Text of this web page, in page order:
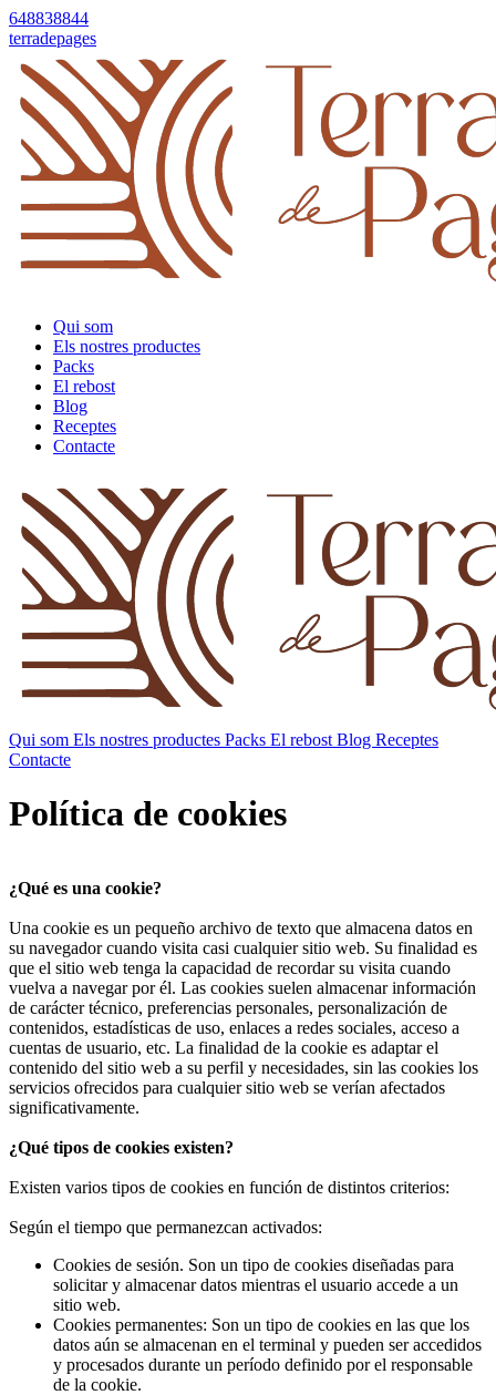
648838844
terradepages
Qui som
Els nostres productes
Packs
El rebost
Blog
Receptes
Contacte
Qui som Els nostres productes Packs El rebost Blog Receptes
Contacte
Política de cookies
¿Qué es una cookie?
Una cookie es un pequeño archivo de texto que almacena datos en
su navegador cuando visita casi cualquier sitio web. Su finalidad es
que el sitio web tenga la capacidad de recordar su visita cuando
vuelva a navegar por él. Las cookies suelen almacenar información
de carácter técnico, preferencias personales, personalización de
contenidos, estadísticas de uso, enlaces a redes sociales, acceso a
cuentas de usuario, etc. La finalidad de la cookie es adaptar el
contenido del sitio web a su perfil y necesidades, sin las cookies los
servicios ofrecidos para cualquier sitio web se verían afectados
significativamente.
¿Qué tipos de cookies existen?
Existen varios tipos de cookies en función de distintos criterios:
Según el tiempo que permanezcan activados:
Cookies de sesión. Son un tipo de cookies diseñadas para
solicitar y almacenar datos mientras el usuario accede a un
sitio web.
Cookies permanentes: Son un tipo de cookies en las que los
datos aún se almacenan en el terminal y pueden ser accedidos
y procesados durante un período definido por el responsable
de la cookie.